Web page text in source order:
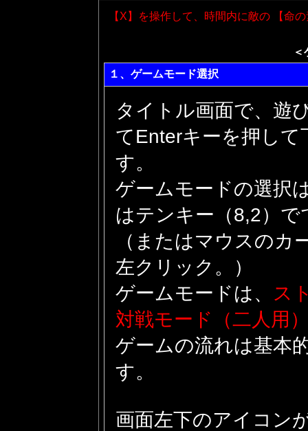
【X】を操作して、時間内に敵の 【命
１、ゲームモード選択
タイトル画面で、遊
てEnterキーを押し
す。
ゲームモードの選択
はテンキー（8,2）で
（またはマウスの
左クリック。）
ゲームモードは、
ス
対戦モード（二人用
ゲームの流れは基本
す。
画面左下のアイコン